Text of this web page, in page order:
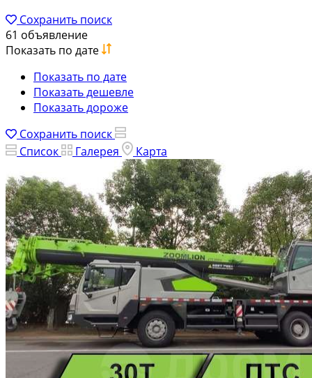
Сохранить поиск
61 объявление
Показать по дате
Показать по дате
Показать дешевле
Показать дороже
Сохранить поиск
Список
Галерея Карта